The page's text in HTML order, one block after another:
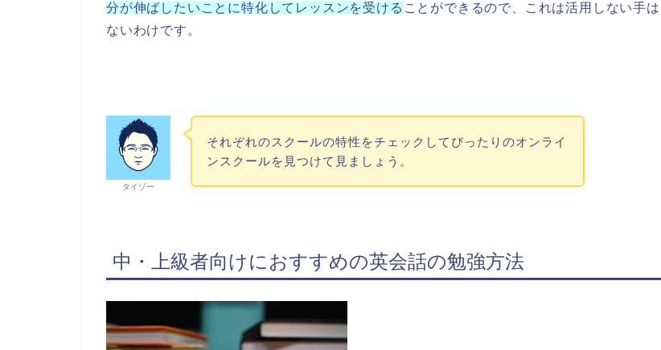
分が伸ばしたいことに特化してレッスンを受ける ことができるので、これは活用しない手は
ないわけです。
タイゾー
それぞれのスクールの特性をチェックしてぴったりのオンライ
ンスクールを見つけて見ましょう。
中・上級者向けにおすすめの英会話の勉強方法